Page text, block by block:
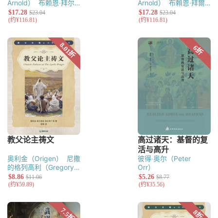
Arnold）
布赖恩‧拜尔
（Bryan E. Beyer）
Arnold）
布賴恩‧拜爾
（Bryan E. Beyer）
奥利金（Origen）
尼撒
的格列高利（Gregory
of Nyssa）
西姆（Maximus the
（Tertullian） 西普里
安（Thascius Caecilius
彼得‧奥尔（Peter
Orr）